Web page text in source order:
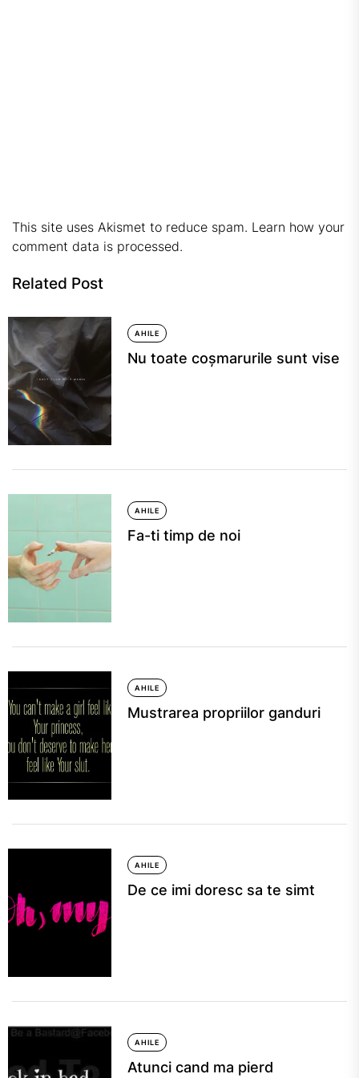
This site uses Akismet to reduce spam. Learn how your
comment data is processed.
Related Post
AHILE
Nu toate coșmarurile sunt vise
AHILE
Fa-ti timp de noi
AHILE
Mustrarea propriilor ganduri
AHILE
De ce imi doresc sa te simt
AHILE
Atunci cand ma pierd